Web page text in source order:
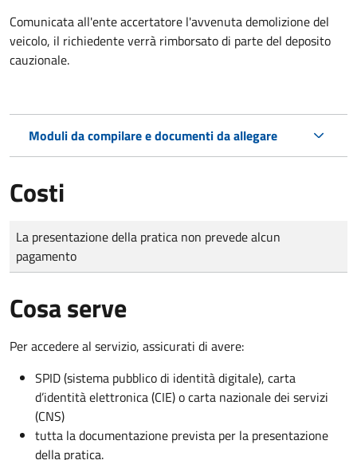
Comunicata all'ente accertatore l'avvenuta demolizione del
veicolo, il richiedente verrà rimborsato di parte del deposito
cauzionale.
Moduli da compilare e documenti da allegare
Costi
Tipo di pagamento
Importo
La presentazione della pratica non prevede alcun
pagamento
Cosa serve
Per accedere al servizio, assicurati di avere:
SPID (sistema pubblico di identità digitale), carta
d’identità elettronica (CIE) o carta nazionale dei servizi
(CNS)
tutta la documentazione prevista per la presentazione
della pratica.